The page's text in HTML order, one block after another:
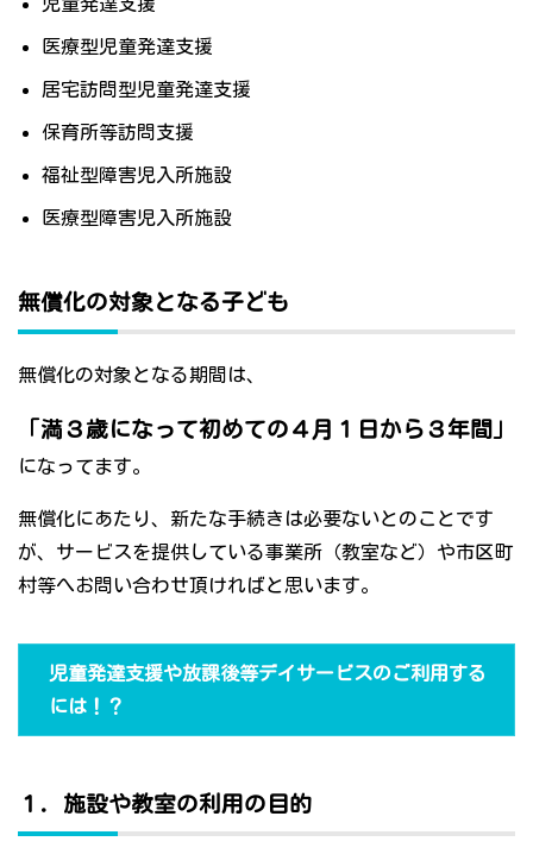
児童発達支援
医療型児童発達支援
居宅訪問型児童発達支援
保育所等訪問支援
福祉型障害児入所施設
医療型障害児入所施設
無償化の対象となる子ども
無償化の対象となる期間は、
「満３歳になって初めての４月１日から３年間」
になってます。
無償化にあたり、新たな手続きは必要ないとのことです
が、サービスを提供している事業所（教室など）や市区町
村等へお問い合わせ頂ければと思います。
児童発達支援や放課後等デイサービスのご利用する
には！？
１．施設や教室の利用の目的